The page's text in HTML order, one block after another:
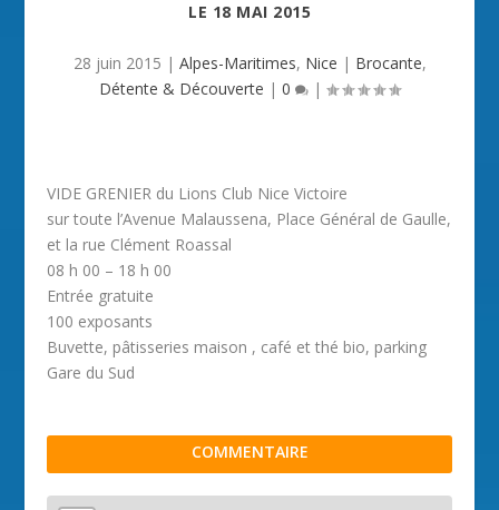
LE 18 MAI 2015
28 juin 2015 | Alpes-Maritimes, Nice | Brocante,
Détente & Découverte | 0 |
VIDE GRENIER du Lions Club Nice Victoire
sur toute l’Avenue Malaussena, Place Général de Gaulle,
et la rue Clément Roassal
08 h 00 – 18 h 00
Entrée gratuite
100 exposants
Buvette, pâtisseries maison , café et thé bio, parking
Gare du Sud
COMMENTAIRE